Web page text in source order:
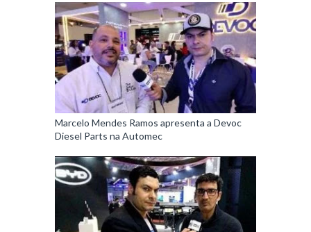
Marcelo Mendes Ramos apresenta a Devoc
Diesel Parts na Automec